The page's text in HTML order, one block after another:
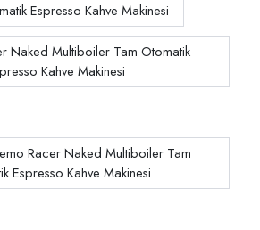
Espresso Kahve Makinesi
Naked Multiboiler Tam Otomatik
Kahve Makinesi
Racer Naked Multiboiler Tam
Espresso Kahve Makinesi